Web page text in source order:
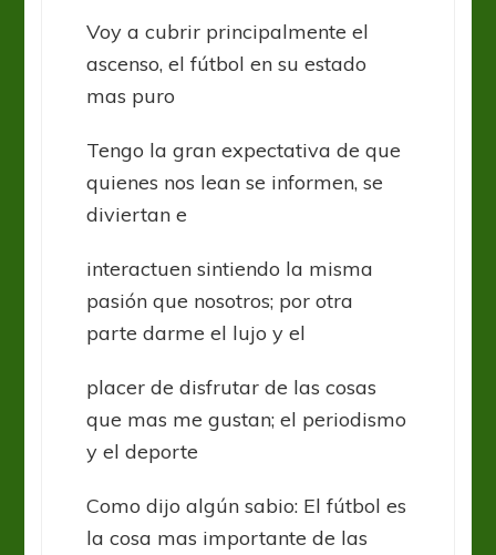
Voy a cubrir principalmente el
ascenso, el fútbol en su estado
mas puro
Tengo la gran expectativa de que
quienes nos lean se informen, se
diviertan e
interactuen sintiendo la misma
pasión que nosotros; por otra
parte darme el lujo y el
placer de disfrutar de las cosas
que mas me gustan; el periodismo
y el deporte
Como dijo algún sabio: El fútbol es
la cosa mas importante de las